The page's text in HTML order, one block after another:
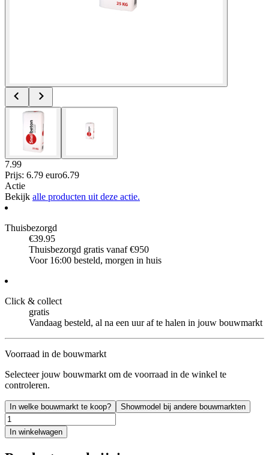
7.99
Prijs: 6.79 euro6.79
Actie
Bekijk alle producten uit deze actie.
Thuisbezorgd
€39.95
Thuisbezorgd gratis vanaf €950
Voor 16:00 besteld, morgen in huis
Click & collect
gratis
Vandaag besteld, al na een uur af te halen in jouw bouwmarkt
Voorraad in de bouwmarkt
Selecteer jouw bouwmarkt om de voorraad in de winkel te
controleren.
In welke bouwmarkt te koop? Showmodel bij andere bouwmarkten
In winkelwagen